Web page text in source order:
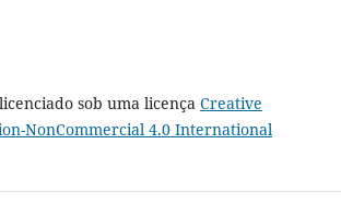
sob uma licença Creative
NonCommercial 4.0 International